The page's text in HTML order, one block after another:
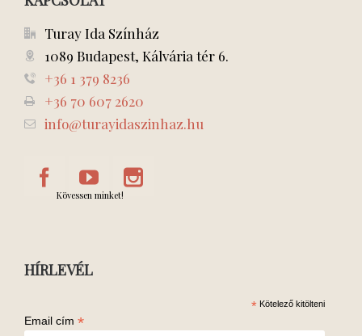
Turay Ida Színház
1089 Budapest, Kálvária tér 6.
+36 1 379 8236
+36 70 607 2620
info@turayidaszinhaz.hu
Kövessen minket!
HÍRLEVÉL
* Kötelező kitölteni
Email cím *